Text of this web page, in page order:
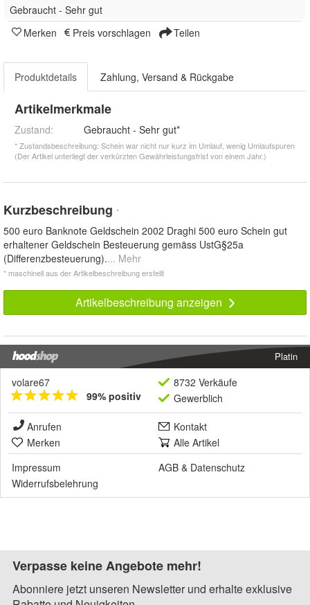
Gebraucht - Sehr gut
Merken
Preis vorschlagen Teilen
Produktdetails Zahlung, Versand & Rückgabe
Artikelmerkmale
Zustand: Gebraucht - Sehr gut*
* Zustandsbeschreibung: Schein war nicht nur kurz im Umlauf, wenig Umlaufspuren
(Der Artikel unterliegt der verkürzten Gewährleistungsfrist von einem Jahr.)
Kurzbeschreibung *
500 euro Banknote Geldschein 2002 Draghi 500 euro Schein gut
erhaltener Geldschein Besteuerung gemäss UstG§25a
(Differenzbesteuerung).... Mehr
* maschinell aus der Artikelbeschreibung erstellt
Artikelbeschreibung anzeigen
Platin
volare67
99% positiv
8732 Verkäufe
Gewerblich
Anrufen
Kontakt
Merken
Alle Artikel
Impressum
AGB & Datenschutz
Widerrufsbelehrung
Verpasse keine Angebote mehr!
Abonniere jetzt unseren Newsletter und erhalte exklusive